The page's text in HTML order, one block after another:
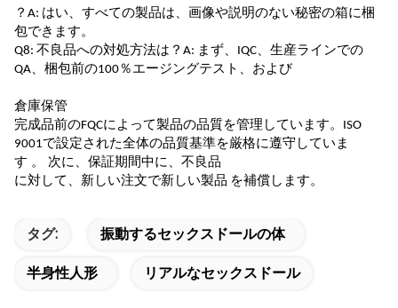
？ A: はい、 すべての製品は、画像や説明のない秘密の箱に梱
包できます。
Q8: 不良品への対処方法は？ A: まず、IQC、生産ラインでの
QA、梱包前の100％エージングテスト、および
倉庫保管
完成品前のFQCによって製品の品質を管理しています。ISO
9001で設定された全体の品質基準を厳格に遵守していま
す 。 次に、保証期間中に、 不良品
に対して、新しい注文で新しい製品 を補償します。
タグ:
振動するセックスドールの体
半身性人形
リアルなセックスドール